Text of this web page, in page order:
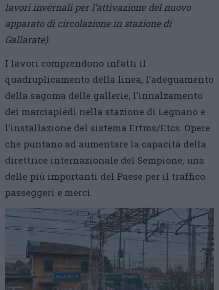
lavori invernali per l’attivazione del nuovo
apparato di circolazione in stazione di
Gallarate).
I lavori comprendono infatti il
quadruplicamento della linea, l’adeguamento
della sagoma delle gallerie, l’innalzamento
dei marciapiedi nella stazione di Legnano e
l’installazione del sistema Ertms/Etcs. Opere
che puntano ad aumentare la capacità della
direttrice internazionale del Sempione, una
delle più importanti del Paese per il traffico
passeggeri e merci.